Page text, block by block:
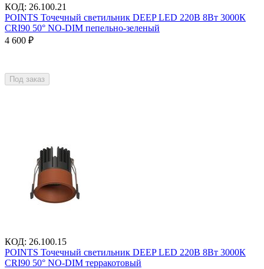
КОД: 26.100.21
POINTS Точечный светильник DEEP LED 220В 8Вт 3000К
CRI90 50° NO-DIM пепельно-зеленый
4 600 ₽
Под заказ
КОД: 26.100.15
POINTS Точечный светильник DEEP LED 220В 8Вт 3000К
CRI90 50° NO-DIM терракотовый